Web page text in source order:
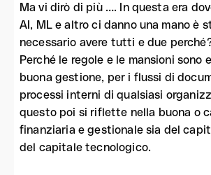
Ma vi dirò di più …. In questa era
AI, ML e altro ci danno una mano è
necessario avere tutti e due
Perché le regole e le mansioni sono
buona gestione, per i flussi di
processi interni di qualsiasi
questo poi si riflette nella buona o
finanziaria e gestionale sia del
del capitale tecnologico.